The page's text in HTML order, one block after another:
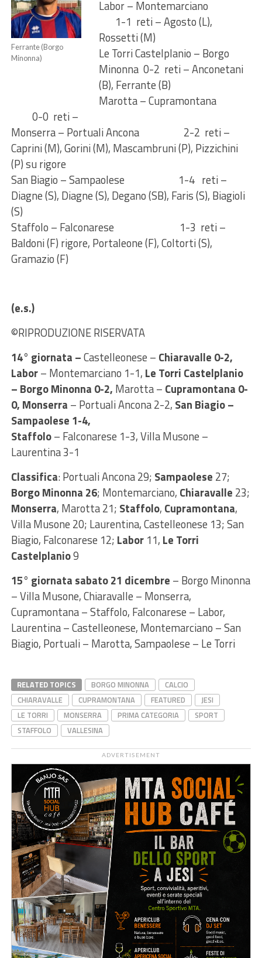
Ferrante (Borgo
Minonna)
Labor – Montemarciano
1-1 reti – Agosto (L),
Rossetti (M)
Le Torri Castelplanio – Borgo
Minonna 0-2 reti – Anconetani
(B), Ferrante (B)
Marotta – Cupramontana
0-0 reti –
Monserra – Portuali Ancona 2-2 reti –
Caprini (M), Gorini (M), Mascambruni (P), Pizzichini
(P) su rigore
San Biagio – Sampaolese 1-4 reti –
Diagne (S), Diagne (S), Degano (SB), Faris (S), Biagioli
(S)
Staffolo – Falconarese 1-3 reti –
Baldoni (F) rigore, Portaleone (F), Coltorti (S),
Gramazio (F)
(e.s.)
©RIPRODUZIONE RISERVATA
14° giornata –Castelleonese – Chiaravalle 0-2,
Labor– Montemarciano 1-1, Le Torri Castelplanio
– Borgo Minonna 0-2, Marotta – Cupramontana 0-
0, Monserra – Portuali Ancona 2-2, San Biagio –
Sampaolese 1-4,
Staffolo– Falconarese 1-3, Villa Musone –
Laurentina 3-1
Classifica: Portuali Ancona 29; Sampaolese 27;
Borgo Minonna 26; Montemarciano, Chiaravalle 23;
Monserra, Marotta 21; Staffolo, Cupramontana,
Villa Musone 20; Laurentina, Castelleonese 13; San
Biagio, Falconarese 12; Labor 11, Le Torri
Castelplanio9
15° giornata sabato 21 dicembre – Borgo Minonna
– Villa Musone, Chiaravalle – Monserra,
Cupramontana – Staffolo, Falconarese – Labor,
Laurentina – Castelleonese, Montemarciano – San
Biagio, Portuali – Marotta, Sampaolese – Le Torri
RELATED TOPICS BORGO MINONNA
CALCIO
CHIARAVALLE
CUPRAMONTANA FEATURED
JESI
LE TORRI
MONSERRA PRIMA CATEGORIA
SPORT
STAFFOLO
VALLESINA
ADVERTISEMENT